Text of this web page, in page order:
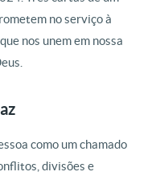
no serviço à
nos unem em nossa
como um chamado
divisões e